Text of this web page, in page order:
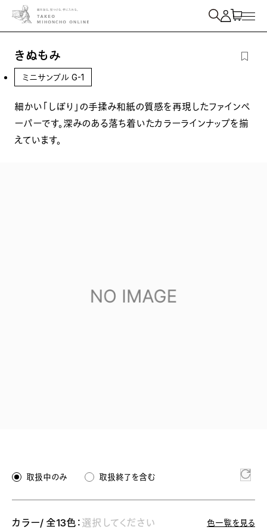
紙を検索
きぬもみ
ミニサンプル G-1
細かい「しぼり」の手揉み和紙の質感を再現したファインペ
ーパーです。深みのある落ち着いたカラーラインナップを揃
えています。
取扱中のみ 取扱終了を含む
カラー/ 全13色： 選択してください 色一覧を見る